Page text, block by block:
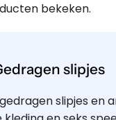
bekeken.
slipjes
slipjes en